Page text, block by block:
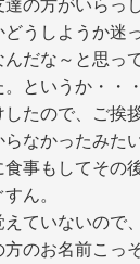
の方がいらっ
うしようか迷
だな～と思っ
。というか・・
したので、ご挨
なかったみた
事もしてその
ん。
ていないので
のお名前こっ